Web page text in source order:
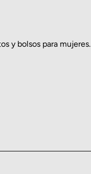
y bolsos para mujeres.